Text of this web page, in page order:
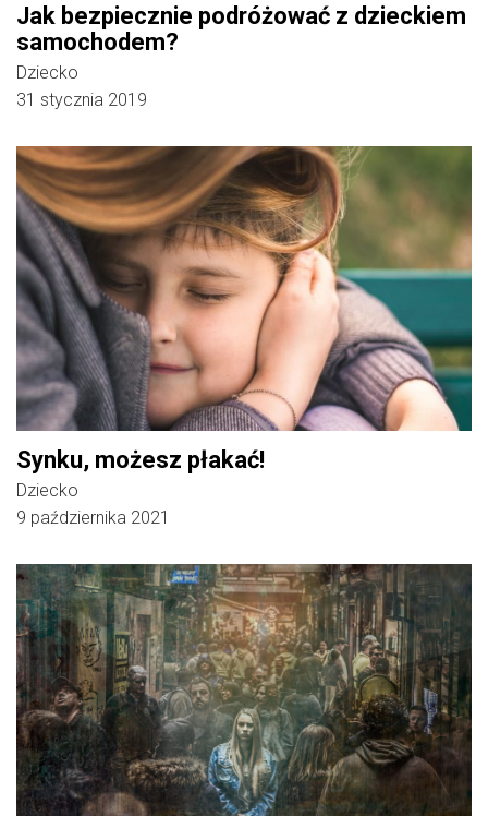
Jak bezpiecznie podróżować z dzieckiem
samochodem?
Dziecko
31 stycznia 2019
Synku, możesz płakać!
Dziecko
9 października 2021